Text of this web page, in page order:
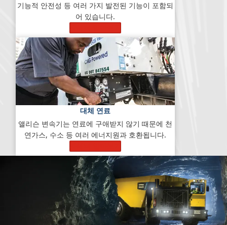
기능적 안전성 등 여러 가지 발전된 기능이 포함되
어 있습니다.
대체 연료
앨리슨 변속기는 연료에 구애받지 않기 때문에 천
연가스, 수소 등 여러 에너지원과 호환됩니다.